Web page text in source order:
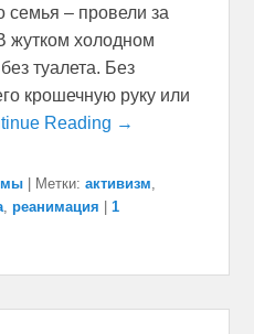
семья – провели за
жутком холодном
туалета. Без
крошечную руку или
Reading →
Метки: активизм,
, реанимация
1